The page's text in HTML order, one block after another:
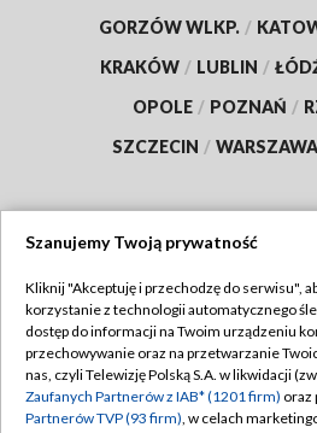
GORZÓW WLKP. /
KRAKÓW / LUBLIN /
OPOLE / POZNAŃ /
SZCZECIN / WARSZAWA
TVP
Abonament TVP
Emisja w TVP
Regulamin
Polityka
Szanujemy Twoją prywatność
Kliknij "Akceptuję i przechodzę do serwisu",
korzystanie z technologii automatycznego
dostęp do informacji na Twoim urządzeniu
przechowywanie oraz na przetwarzanie
nas, czyli Telewizję Polską S.A. w likwidacji
Zaufanych Partnerów z IAB* (1201 firm) oraz
Partnerów TVP (93 firm), w celach